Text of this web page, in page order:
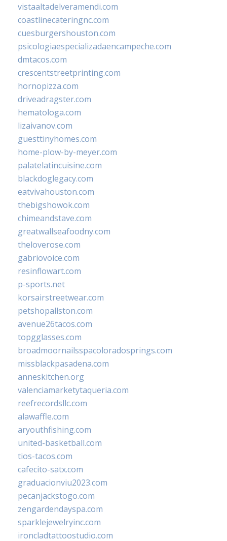
vistaaltadelveramendi.com
coastlinecateringnc.com
cuesburgershouston.com
psicologiaespecializadaencampeche.com
dmtacos.com
crescentstreetprinting.com
hornopizza.com
driveadragster.com
hematologa.com
lizaivanov.com
guesttinyhomes.com
home-plow-by-meyer.com
palatelatincuisine.com
blackdoglegacy.com
eatvivahouston.com
thebigshowok.com
chimeandstave.com
greatwallseafoodny.com
theloverose.com
gabriovoice.com
resinflowart.com
p-sports.net
korsairstreetwear.com
petshopallston.com
avenue26tacos.com
topgglasses.com
broadmoornailsspacoloradosprings.com
missblackpasadena.com
anneskitchen.org
valenciamarketytaqueria.com
reefrecordsllc.com
alawaffle.com
aryouthfishing.com
united-basketball.com
tios-tacos.com
cafecito-satx.com
graduacionviu2023.com
pecanjackstogo.com
zengardendayspa.com
sparklejewelryinc.com
ironcladtattoostudio.com